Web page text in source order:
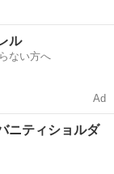
ル
ない方へ
Ad
ニティショルダ